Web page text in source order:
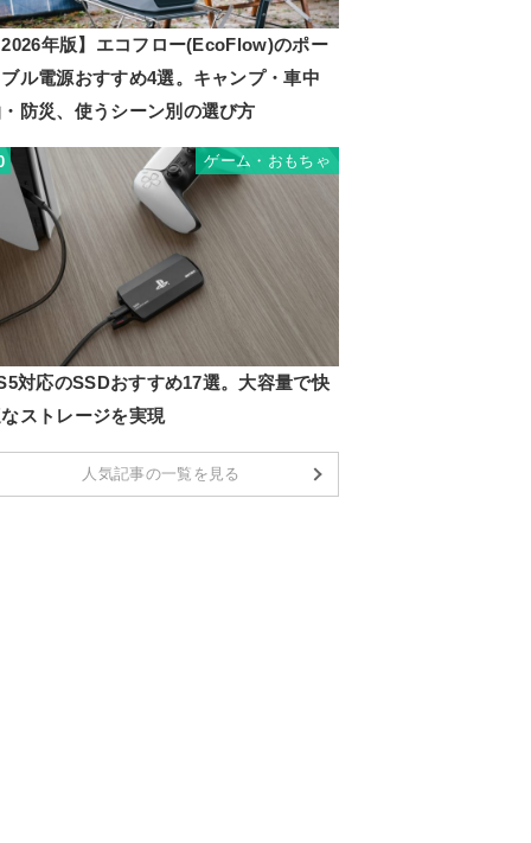
年版】エコフロー(EcoFlow)のポー
ル電源おすすめ4選。キャンプ・車中
防災、使うシーン別の選び方
ゲーム・おもちゃ
対応のSSDおすすめ17選。大容量で快
ストレージを実現
人気記事の一覧を見る